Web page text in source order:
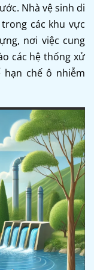
Nhà vệ sinh di
các khu vực
nơi việc cung
các hệ thống xử
chế ô nhiễm